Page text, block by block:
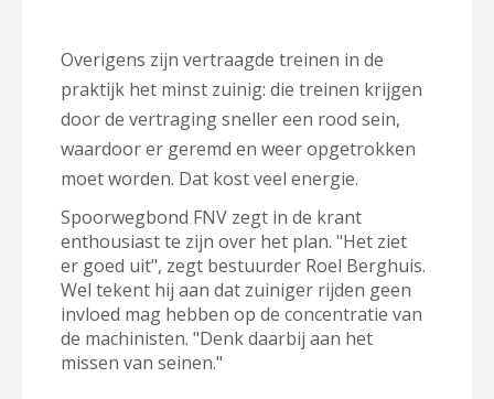
Overigens zijn vertraagde treinen in de
praktijk het minst zuinig: die treinen krijgen
door de vertraging sneller een rood sein,
waardoor er geremd en weer opgetrokken
moet worden. Dat kost veel energie.
Spoorwegbond FNV zegt in de krant
enthousiast te zijn over het plan. "Het ziet
er goed uit", zegt bestuurder Roel Berghuis.
Wel tekent hij aan dat zuiniger rijden geen
invloed mag hebben op de concentratie van
de machinisten. "Denk daarbij aan het
missen van seinen."